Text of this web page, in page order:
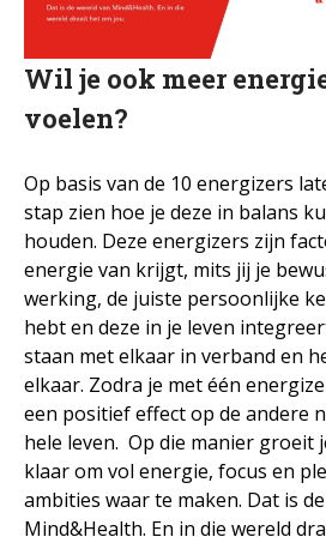
In
Passie
Thuis
Wil je ook meer
voelen?
Op basis van de 10 energizers
stap zien hoe je deze in balans
houden. Deze energizers zijn
energie van krijgt, mits jij je
werking, de juiste persoonlijke
hebt en deze in je leven
staan met elkaar in verband en
elkaar. Zodra je met één
een positief effect op de andere
hele leven. Op die manier groeit
klaar om vol energie, focus en
ambities waar te maken. Dat is
Mind&Health. En in die wereld